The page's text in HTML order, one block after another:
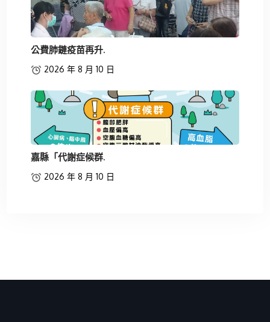
公費肺鏈疫苗再升.
2026 年 8 月 10 日
嘉縣「代謝症候群.
2026 年 8 月 10 日